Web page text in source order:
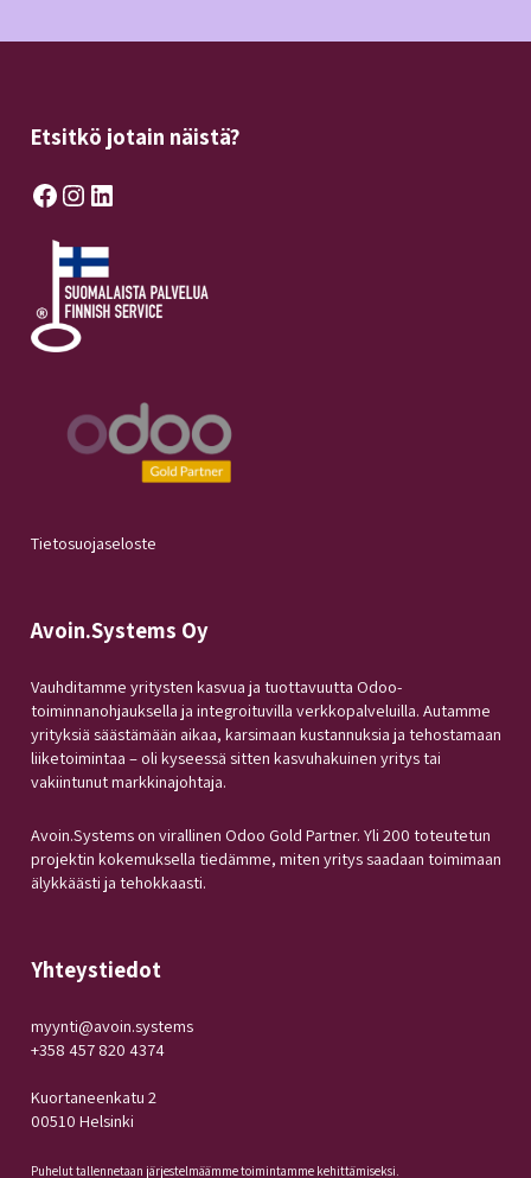
Etsitkö jotain näistä?
Facebook Instagram LinkedIn
Tietosuojaseloste
Avoin.Systems Oy
Vauhditamme yritysten kasvua ja tuottavuutta Odoo-
toiminnanohjauksella ja integroituvilla verkkopalveluilla. Autamme
yrityksiä säästämään aikaa, karsimaan kustannuksia ja tehostamaan
liiketoimintaa – oli kyseessä sitten kasvuhakuinen yritys tai
vakiintunut markkinajohtaja.
Avoin.Systems on virallinen Odoo Gold Partner. Yli 200 toteutetun
projektin kokemuksella tiedämme, miten yritys saadaan toimimaan
älykkäästi ja tehokkaasti.
Yhteystiedot
myynti@avoin.systems
+358 457 820 4374
Kuortaneenkatu 2
00510 Helsinki
Puhelut tallennetaan järjestelmäämme toimintamme kehittämiseksi.